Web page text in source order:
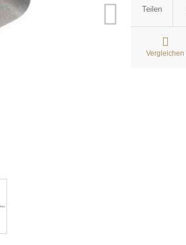
Teilen
Vergleichen